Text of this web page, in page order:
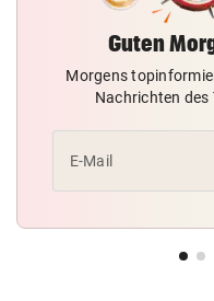
Guten
Morgens
Nachrichten des
E-Mail